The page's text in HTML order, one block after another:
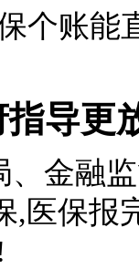
个账能
指导更
、金融
,医保报